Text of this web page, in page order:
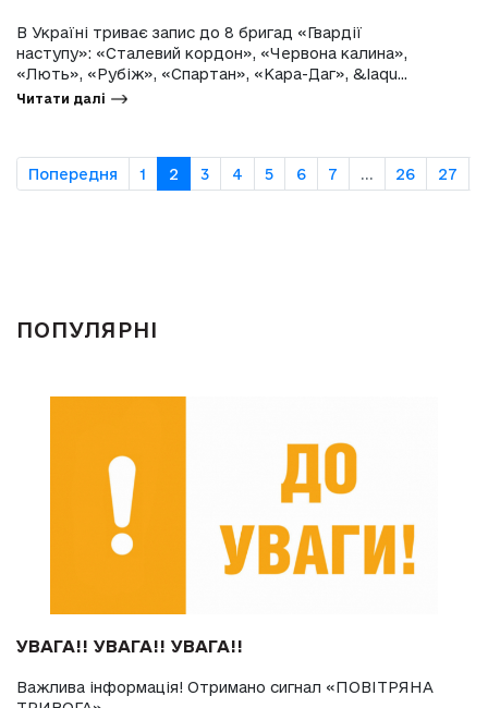
В Україні триває запис до 8 бригад «Гвардії
наступу»: «Сталевий кордон», «Червона калина»,
«Лють», «Рубіж», «Спартан», «Кара-Даг», &laqu...
Читати далі
Попередня 1 2 3 4 5 6 7 ... 26 27
ПОПУЛЯРНІ
УВАГА!! УВАГА!! УВАГА!!
Важлива інформація! Отримано сигнал «ПОВІТРЯНА